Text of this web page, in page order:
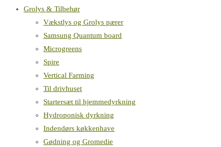
Grolys & Tilbehør
Vækstlys og Grolys pærer
Samsung Quantum board
Microgreens
Spire
Vertical Farming
Til drivhuset
Startersæt til hjemmedyrkning
Hydroponisk dyrkning
Indendørs køkkenhave
Gødning og Gromedie